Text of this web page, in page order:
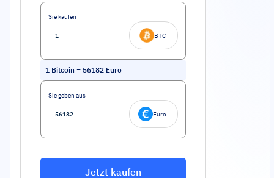
Sie kaufen
BTC
1 Bitcoin = 56182 Euro
Sie geben aus
Euro
Jetzt kaufen